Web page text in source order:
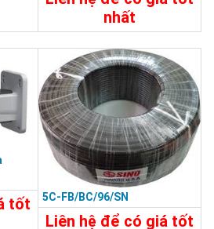
nhất
95.000đ
Chi Tiết Đặt Mua
tốt
5C-FB/BC/96/SN
Liên hệ để có giá tốt